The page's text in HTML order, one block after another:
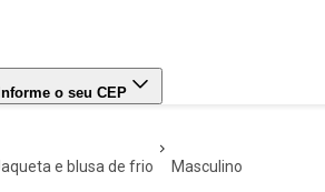
Informe o seu CEP
jaqueta e blusa de frio masculino